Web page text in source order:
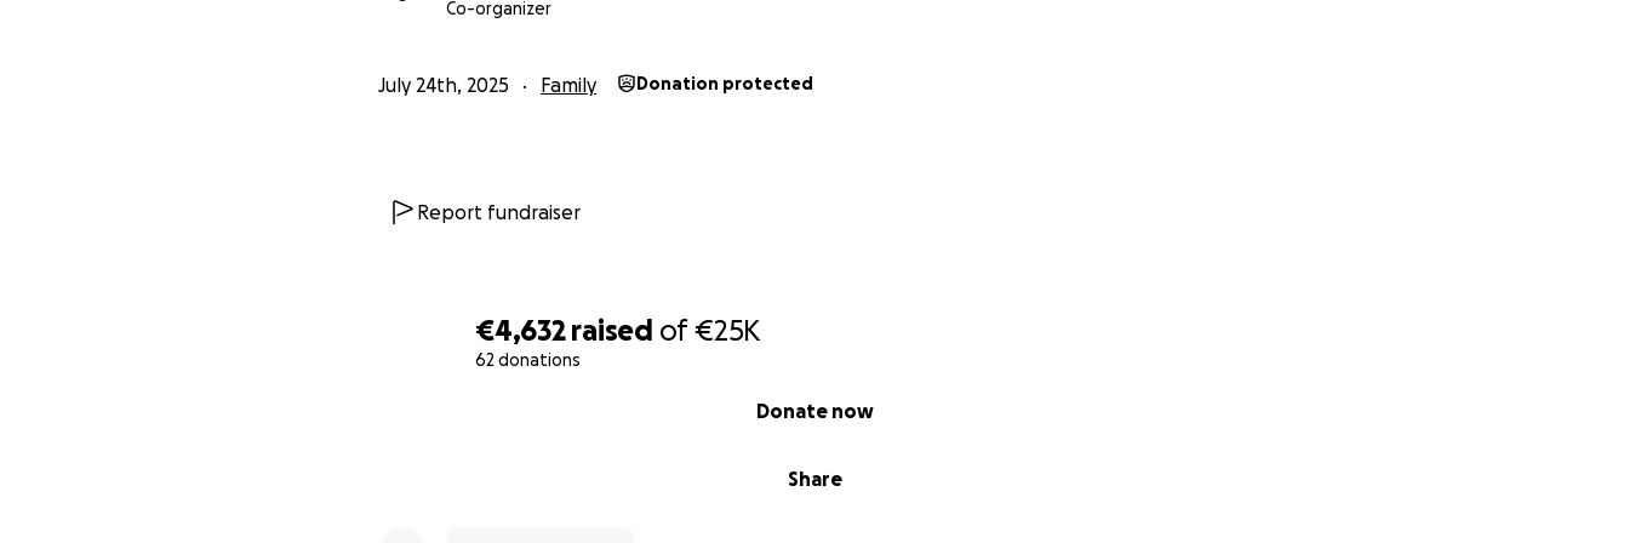
€4,632 raised of€25K
62 donations
Share
Donate now
Mel ist jemand, die immer für andere da ist. Mit offener Tür, offenem Ohr und allem, was sie
doch für Elternzeit nicht genügend Zeit und Geld.
Co-organizer
July 24th, 2025 Family Donation protected
Report fundraiser